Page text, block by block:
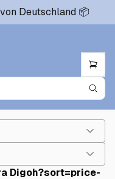
Deutschland 📦
Digoh?sort=price-